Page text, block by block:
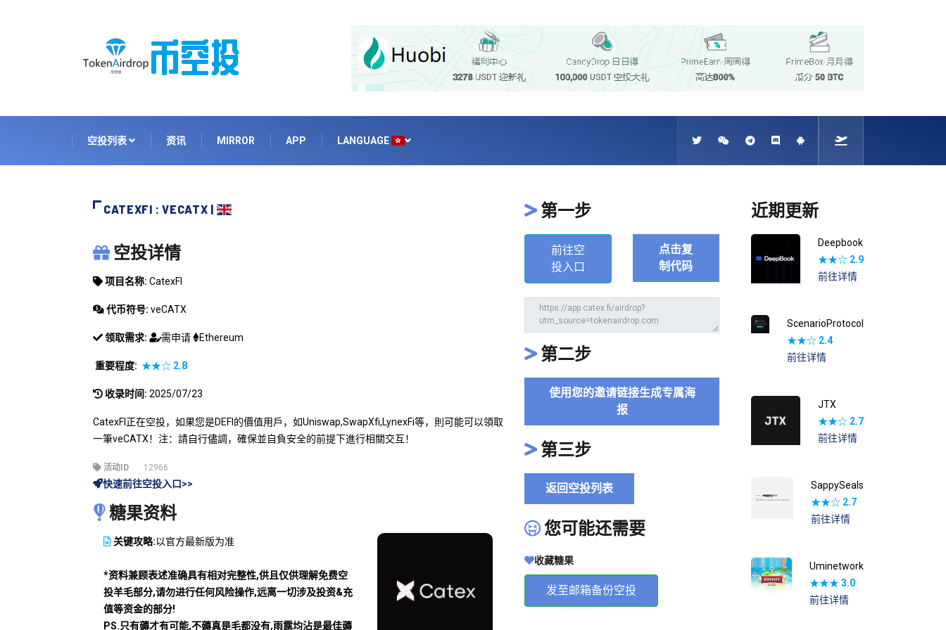
空投列表 资讯 MIRROR APP LANGUAGE
CATEXFI : VECATX |
CATEXFI
空投详情
项目名称: CatexFI
代币符号: veCATX
领取需求: 需申请 Ethereum
重要程度: ★★☆ 2.8
收录时间: 2025/07/23
CatexFI正在空投，如果您是DEFI的價值用戶，如Uniswap,SwapXfi,LynexFi等，則可能可以領取
一筆veCATX！注：請自行儘調，確保並自負安全的前提下進行相關交互！
活动ID 12966
快速前往空投入口>>
糖果资料
关键攻略:以官方最新版为准
*资料兼顾表述准确具有相对完整性,供且仅供理解免费空
投羊毛部分,请勿进行任何风险操作,远离一切涉及投资&充
值等资金的部分!
PS.只有薅才有可能,不薅真是毛都没有,雨露均沾是最佳薅
第一步
前往空
投入口
点击复
制代码
第二步
使用您的邀请链接生成专属海
报
第三步
返回空投列表
您可能还需要
收藏糖果
发至邮箱备份空投
近期更新
Deepbook
★★☆ 2.9
前往详情
ScenarioProtocol
★★☆ 2.4
前往详情
JTX
★★☆ 2.7
前往详情
SappySeals
★★☆ 2.7
前往详情
Uminetwork
★★★3.0
前往详情